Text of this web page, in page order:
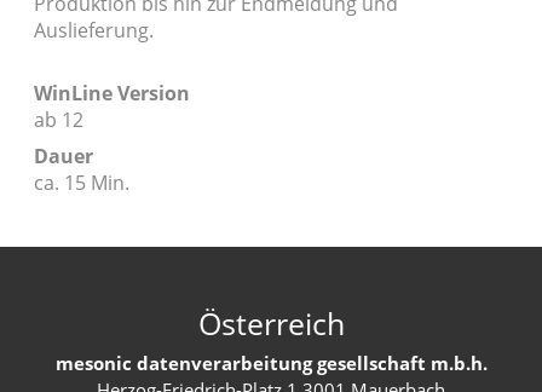
Auslieferung.
WinLine Version
ab 12
Dauer
ca. 15 Min.
Österreich
mesonic datenverarbeitung gesellschaft m.b.h.